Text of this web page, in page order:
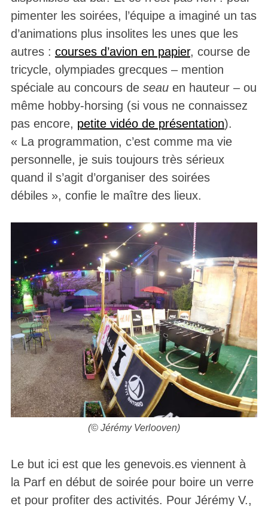
pimenter les soirées, l’équipe a imaginé un tas
d’animations plus insolites les unes que les
autres : courses d’avion en papier, course de
tricycle, olympiades grecques – mention
spéciale au concours de seauen hauteur – ou
même hobby-horsing (si vous ne connaissez
pas encore, petite vidéo de présentation).
« La programmation, c’est comme ma vie
personnelle, je suis toujours très sérieux
quand il s’agit d’organiser des soirées
débiles », confie le maître des lieux.
(© Jérémy Verlooven)
Le but ici est que les genevois.es viennent à
la Parf en début de soirée pour boire un verre
et pour profiter des activités. Pour Jérémy V.,